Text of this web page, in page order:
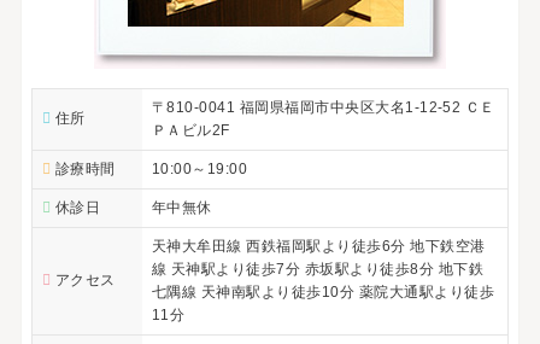
住所
〒810-0041 福岡県福岡市中央区大名1-12-52 ＣＥ
ＰＡビル2F
診療時間 10:00～19:00
休診日 年中無休
アクセス
天神大牟田線 西鉄福岡駅より徒歩6分 地下鉄空港
線 天神駅より徒歩7分 赤坂駅より徒歩8分 地下鉄
七隅線 天神南駅より徒歩10分 薬院大通駅より徒歩
11分